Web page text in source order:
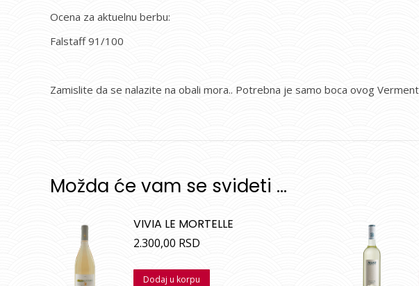
Ocena za aktuelnu berbu:
Falstaff 91/100
Zamislite da se nalazite na obali mora.. Potrebna je samo boca ovog
Možda će vam se svideti …
VIVIA LE MORTELLE
2.300,00 RSD
Dodaj u korpu